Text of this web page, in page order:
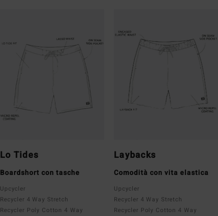
Lo Tides
Boardshort con tasche
Upcycler
Recycler 4 Way Stretch
Recycler Poly Cotton 4 Way
Laybacks
Comodità con vita elastica
Upcycler
Recycler 4 Way Stretch
Recycler Poly Cotton 4 Way